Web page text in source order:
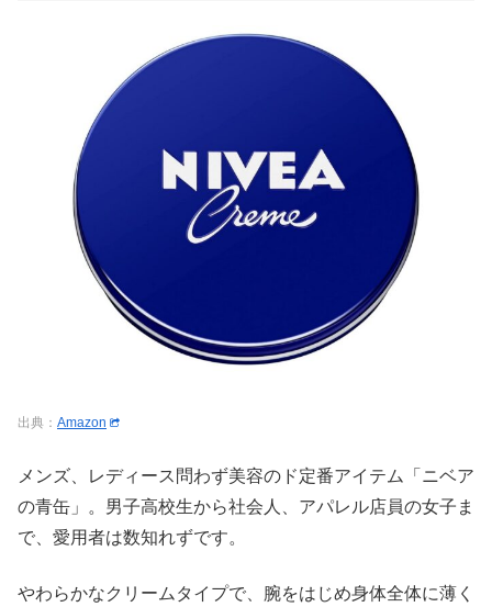
出典： Amazon
メンズ、レディース問わず美容のド定番アイテム「ニベア
の青缶」。男子高校生から社会人、アパレル店員の女子ま
で、愛用者は数知れずです。
やわらかなクリームタイプで、腕をはじめ身体全体に薄く